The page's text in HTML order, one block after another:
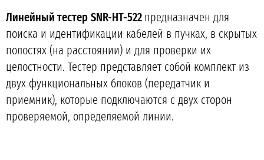
Линейный тестер SNR-HT-522 предназначен для
поиска и идентификации кабелей в пучках, в скрытых
полостях (на расстоянии) и для проверки их
целостности. Тестер представляет собой комплект из
двух функциональных блоков (передатчик и
приемник), которые подключаются с двух сторон
проверяемой, определяемой линии.